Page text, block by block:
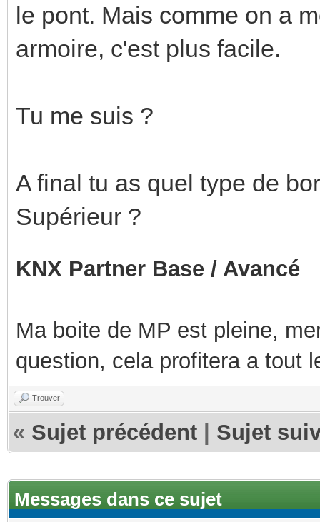
le pont. Mais comme on a
armoire, c'est plus facile.
Tu me suis ?
A final tu as quel type de
Supérieur ?
KNX Partner Base / Avancé
Ma boite de MP est pleine,
question, cela profitera a tout
Trouver
« Sujet précédent Sujet
Messages dans ce sujet